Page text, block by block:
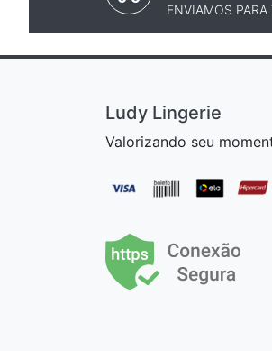
ENVIAMOS PARA
Ludy Lingerie
Valorizando seu